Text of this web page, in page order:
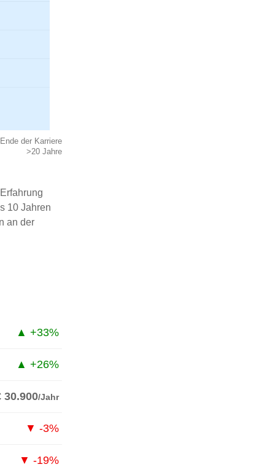
der Karriere
>20 Jahre
10 Jahren
an der
▲ +33%
▲ +26%
30.900/Jahr
▼ -3%
▼ -19%